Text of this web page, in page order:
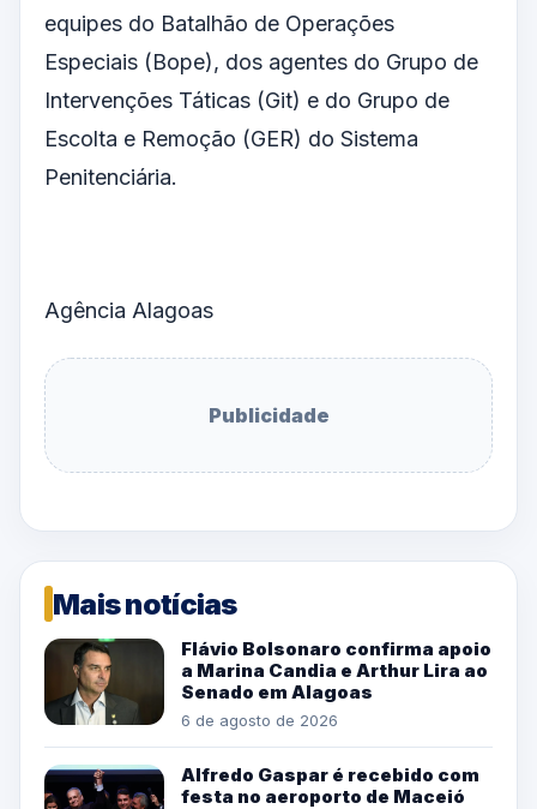
equipes do Batalhão de Operações
Especiais (Bope), dos agentes do Grupo de
Intervenções Táticas (Git) e do Grupo de
Escolta e Remoção (GER) do Sistema
Penitenciária.
Agência Alagoas
Publicidade
Mais notícias
Flávio Bolsonaro confirma apoio
a Marina Candia e Arthur Lira ao
Senado em Alagoas
6 de agosto de 2026
Alfredo Gaspar é recebido com
festa no aeroporto de Maceió